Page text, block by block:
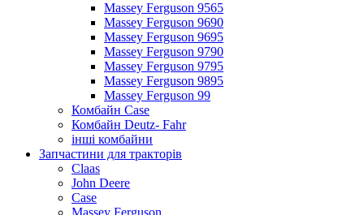
Massey Ferguson 9565
Massey Ferguson 9690
Massey Ferguson 9695
Massey Ferguson 9790
Massey Ferguson 9795
Massey Ferguson 9895
Massey Ferguson 99
Комбайн Case
Комбайн Deutz- Fahr
інші комбайни
Запчастини для тракторів
Claas
John Deere
Case
Massey Ferguson